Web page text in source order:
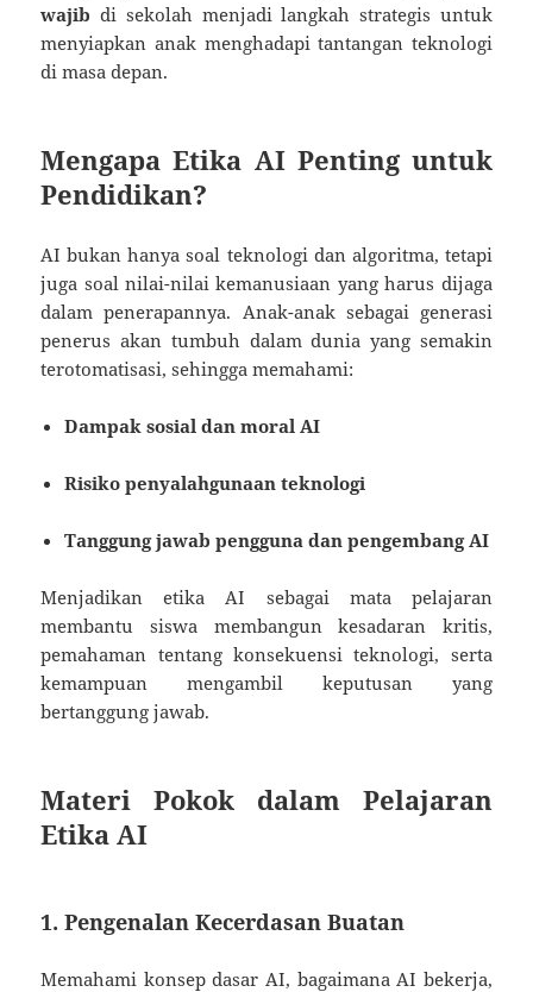
wajib di sekolah menjadi langkah strategis untuk
menyiapkan anak menghadapi tantangan teknologi
di masa depan.
Mengapa Etika AI Penting untuk
Pendidikan?
AI bukan hanya soal teknologi dan algoritma, tetapi
juga soal nilai-nilai kemanusiaan yang harus dijaga
dalam penerapannya. Anak-anak sebagai generasi
penerus akan tumbuh dalam dunia yang semakin
terotomatisasi, sehingga memahami:
Dampak sosial dan moral AI
Risiko penyalahgunaan teknologi
Tanggung jawab pengguna dan pengembang AI
Menjadikan etika AI sebagai mata pelajaran
membantu siswa membangun kesadaran kritis,
pemahaman tentang konsekuensi teknologi, serta
kemampuan mengambil keputusan yang
bertanggung jawab.
Materi Pokok dalam Pelajaran
Etika AI
1. Pengenalan Kecerdasan Buatan
Memahami konsep dasar AI, bagaimana AI bekerja,